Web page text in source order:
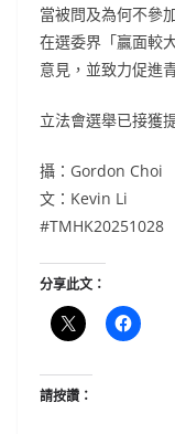
當被問及為何不參
在選委界「贏面較
意見，並致力促進
立法會選舉已接獲
攝：Gordon Choi
文：Kevin Li
#TMHK20251028
分享此文：
請按讚：